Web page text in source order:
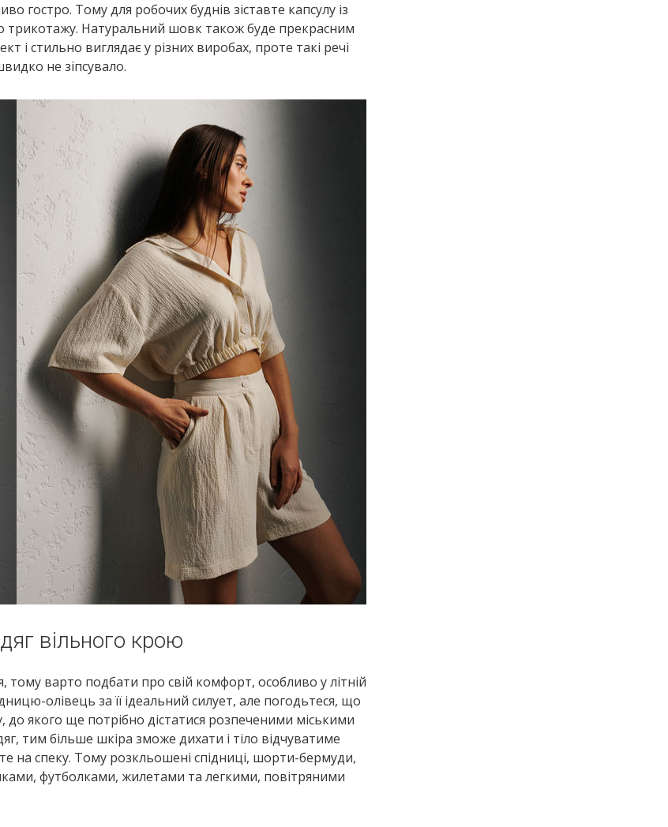
гостро. Тому для робочих буднів зіставте капсулу із
трикотажу. Натуральний шовк також буде прекрасним
і стильно виглядає у різних виробах, проте такі речі
не зіпсувало.
вільного крою
варто подбати про свій комфорт, особливо у літній
олівець за її ідеальний силует, але погодьтеся, що
якого ще потрібно дістатися розпеченими міськими
тим більше шкіра зможе дихати і тіло відчуватиме
на спеку. Тому розкльошені спідниці, шорти-бермуди,
футболками, жилетами та легкими, повітряними